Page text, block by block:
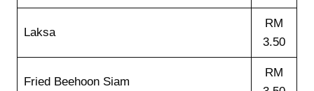
Laksa
RM
3.50
Fried Beehoon Siam
RM